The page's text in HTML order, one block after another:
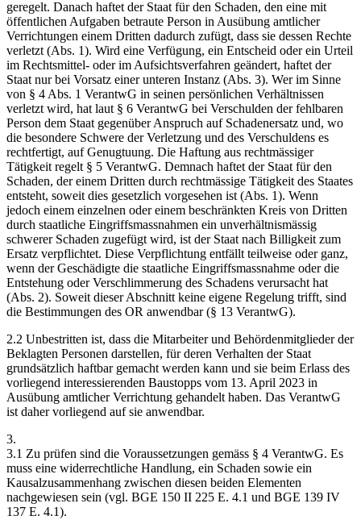
geregelt. Danach haftet der Staat für den Schaden, den eine mit
öffentlichen Aufgaben betraute Person in Ausübung amtlicher
Verrichtungen einem Dritten dadurch zufügt, dass sie dessen Rechte
verletzt (Abs. 1). Wird eine Verfügung, ein Entscheid oder ein Urteil
im Rechtsmittel- oder im Aufsichtsverfahren geändert, haftet der
Staat nur bei Vorsatz einer unteren Instanz (Abs. 3). Wer im Sinne
von § 4 Abs. 1 VerantwG in seinen persönlichen Verhältnissen
verletzt wird, hat laut § 6 VerantwG bei Verschulden der fehlbaren
Person dem Staat gegenüber Anspruch auf Schadenersatz und, wo
die besondere Schwere der Verletzung und des Verschuldens es
rechtfertigt, auf Genugtuung. Die Haftung aus rechtmässiger
Tätigkeit regelt § 5 VerantwG. Demnach haftet der Staat für den
Schaden, der einem Dritten durch rechtmässige Tätigkeit des Staates
entsteht, soweit dies gesetzlich vorgesehen ist (Abs. 1). Wenn
jedoch einem einzelnen oder einem beschränkten Kreis von Dritten
durch staatliche Eingriffsmassnahmen ein unverhältnismässig
schwerer Schaden zugefügt wird, ist der Staat nach Billigkeit zum
Ersatz verpflichtet. Diese Verpflichtung entfällt teilweise oder ganz,
wenn der Geschädigte die staatliche Eingriffsmassnahme oder die
Entstehung oder Verschlimmerung des Schadens verursacht hat
(Abs. 2). Soweit dieser Abschnitt keine eigene Regelung trifft, sind
die Bestimmungen des OR anwendbar (§ 13 VerantwG).
2.2 Unbestritten ist, dass die Mitarbeiter und Behördenmitglieder der
Beklagten Personen darstellen, für deren Verhalten der Staat
grundsätzlich haftbar gemacht werden kann und sie beim Erlass des
vorliegend interessierenden Baustopps vom 13. April 2023 in
Ausübung amtlicher Verrichtung gehandelt haben. Das VerantwG
ist daher vorliegend auf sie anwendbar.
3.
3.1 Zu prüfen sind die Voraussetzungen gemäss § 4 VerantwG. Es
muss eine widerrechtliche Handlung, ein Schaden sowie ein
Kausalzusammenhang zwischen diesen beiden Elementen
nachgewiesen sein (vgl. BGE 150 II 225 E. 4.1 und BGE 139 IV
137 E. 4.1).